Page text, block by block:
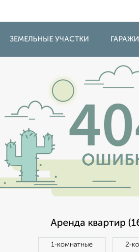
ЗЕМЕЛЬНЫЕ УЧАСТКИ
Аренда квартир
1‑комнатные